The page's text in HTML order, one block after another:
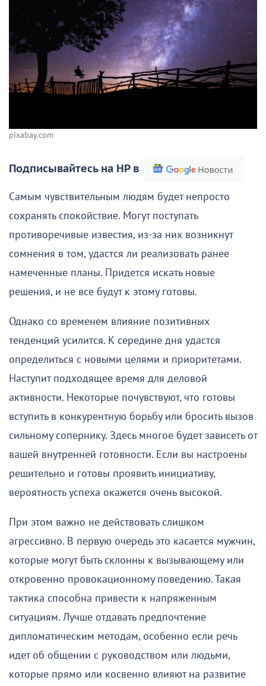
pixabay.com
Подписывайтесь на НР в
Самым чувствительным людям будет непросто
сохранять спокойствие. Могут поступать
противоречивые известия, из-за них возникнут
сомнения в том, удастся ли реализовать ранее
намеченные планы. Придется искать новые
решения, и не все будут к этому готовы.
Однако со временем влияние позитивных
тенденций усилится. К середине дня удастся
определиться с новыми целями и приоритетами.
Наступит подходящее время для деловой
активности. Некоторые почувствуют, что готовы
вступить в конкурентную борьбу или бросить вызов
сильному сопернику. Здесь многое будет зависеть от
вашей внутренней готовности. Если вы настроены
решительно и готовы проявить инициативу,
вероятность успеха окажется очень высокой.
При этом важно не действовать слишком
агрессивно. В первую очередь это касается мужчин,
которые могут быть склонны к вызывающему или
откровенно провокационному поведению. Такая
тактика способна привести к напряженным
ситуациям. Лучше отдавать предпочтение
дипломатическим методам, особенно если речь
идет об общении с руководством или людьми,
которые прямо или косвенно влияют на развитие